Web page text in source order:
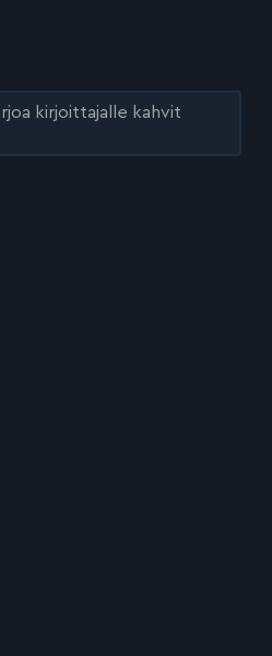
kirjoittajalle kahvit